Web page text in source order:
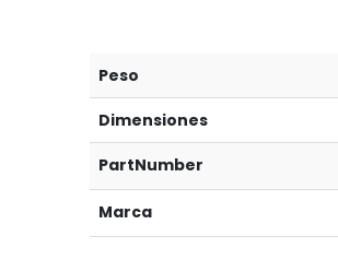
Peso
Dimensiones
PartNumber
Marca